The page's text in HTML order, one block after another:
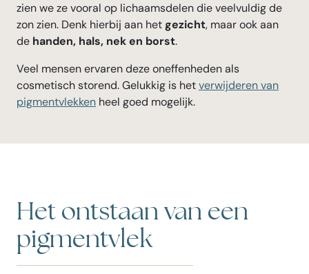
zien we ze vooral op lichaamsdelen die veelvuldig de
zon zien. Denk hierbij aan hetgezicht, maar ook aan
de handen, hals, nek en borst.
Veel mensen ervaren deze oneffenheden als
cosmetisch storend. Gelukkig is hetverwijderen van
pigmentvlekken heel goed mogelijk.
Het ontstaan van een
pigmentvlek